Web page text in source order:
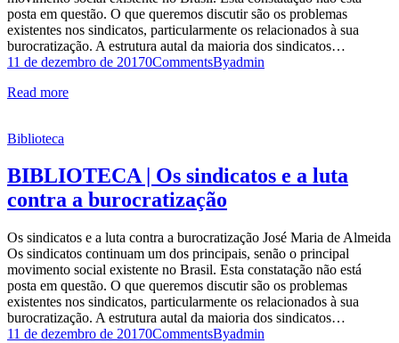
posta em questão. O que queremos discutir são os problemas
existentes nos sindicatos, particularmente os relacionados à sua
burocratização. A estrutura autal da maioria dos sindicatos…
11 de dezembro de 20170CommentsByadmin
Read more
Biblioteca
BIBLIOTECA | Os sindicatos e a luta
contra a burocratização
Os sindicatos e a luta contra a burocratização José Maria de Almeida
Os sindicatos continuam um dos principais, senão o principal
movimento social existente no Brasil. Esta constatação não está
posta em questão. O que queremos discutir são os problemas
existentes nos sindicatos, particularmente os relacionados à sua
burocratização. A estrutura autal da maioria dos sindicatos…
11 de dezembro de 20170CommentsByadmin